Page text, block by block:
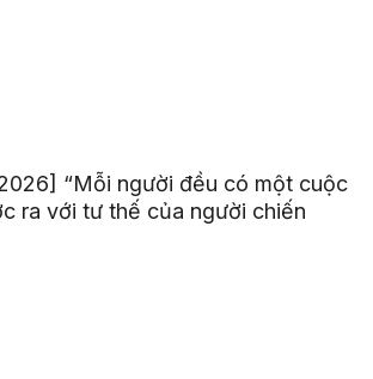
“Mỗi người đều có một cuộc
ra với tư thế của người chiến